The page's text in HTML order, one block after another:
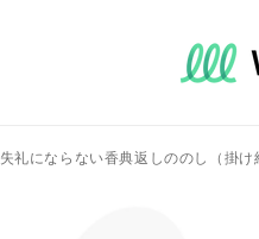
失礼にならない香典返しののし（掛